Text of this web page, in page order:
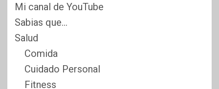
Mi canal de YouTube
Sabias que…
Salud
Comida
Cuidado Personal
Fitness